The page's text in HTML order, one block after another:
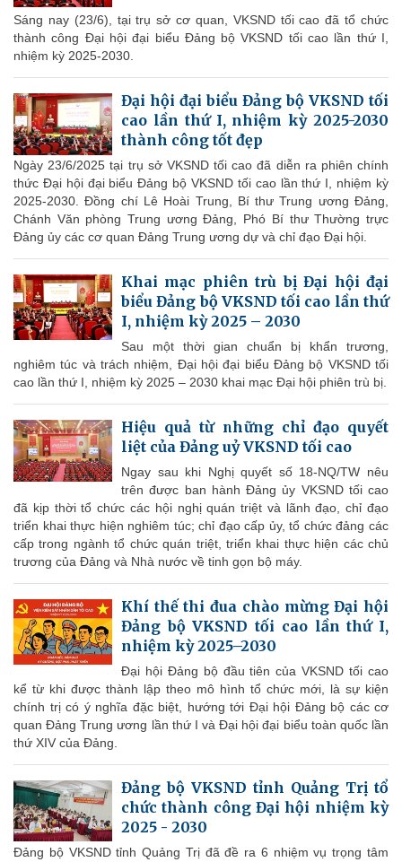
Sáng nay (23/6), tại trụ sở cơ quan, VKSND tối cao đã tổ chức
thành công Đại hội đại biểu Đảng bộ VKSND tối cao lần thứ I,
nhiệm kỳ 2025-2030.
Đại hội đại biểu Đảng bộ VKSND tối
cao lần thứ I, nhiệm kỳ 2025-2030
thành công tốt đẹp
Ngày 23/6/2025 tại trụ sở VKSND tối cao đã diễn ra phiên chính
thức Đại hội đại biểu Đảng bộ VKSND tối cao lần thứ I, nhiệm kỳ
2025-2030. Đồng chí Lê Hoài Trung, Bí thư Trung ương Đảng,
Chánh Văn phòng Trung ương Đảng, Phó Bí thư Thường trực
Đảng ủy các cơ quan Đảng Trung ương dự và chỉ đạo Đại hội.
Khai mạc phiên trù bị Đại hội đại
biểu Đảng bộ VKSND tối cao lần thứ
I, nhiệm kỳ 2025 – 2030
Sau một thời gian chuẩn bị khẩn trương,
nghiêm túc và trách nhiệm, Đại hội đại biểu Đảng bộ VKSND tối
cao lần thứ I, nhiệm kỳ 2025 – 2030 khai mạc Đại hội phiên trù bị.
Hiệu quả từ những chỉ đạo quyết
liệt của Đảng uỷ VKSND tối cao
Ngay sau khi Nghị quyết số 18-NQ/TW nêu
trên được ban hành Đảng ủy VKSND tối cao
đã kịp thời tổ chức các hội nghị quán triệt và lãnh đạo, chỉ đạo
triển khai thực hiện nghiêm túc; chỉ đạo cấp ủy, tổ chức đảng các
cấp trong ngành tổ chức quán triệt, triển khai thực hiện các chủ
trương của Đảng và Nhà nước về tinh gọn bộ máy.
Khí thế thi đua chào mừng Đại hội
Đảng bộ VKSND tối cao lần thứ I,
nhiệm kỳ 2025–2030
Đại hội Đảng bộ đầu tiên của VKSND tối cao
kể từ khi được thành lập theo mô hình tổ chức mới, là sự kiện
chính trị có ý nghĩa đặc biệt, hướng tới Đại hội Đảng bộ các cơ
quan Đảng Trung ương lần thứ I và Đại hội đại biểu toàn quốc lần
thứ XIV của Đảng.
Đảng bộ VKSND tỉnh Quảng Trị tổ
chức thành công Đại hội nhiệm kỳ
2025 - 2030
Đảng bộ VKSND tỉnh Quảng Trị đã đề ra 6 nhiệm vụ trọng tâm